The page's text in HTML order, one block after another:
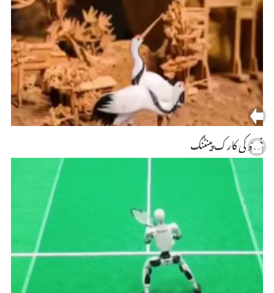
فوجو کی کارک پینٹنگ